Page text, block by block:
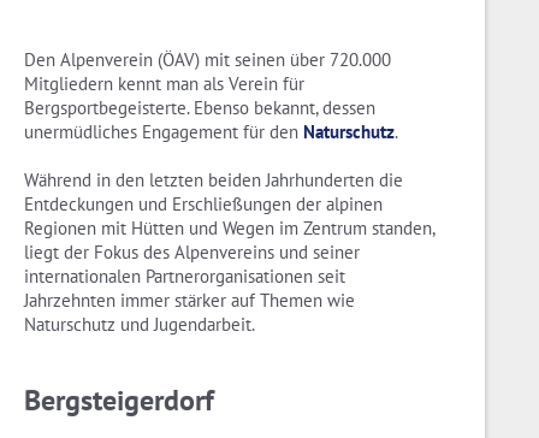
Den Alpenverein (ÖAV) mit seinen über 720.000
Mitgliedern kennt man als Verein für
Bergsportbegeisterte. Ebenso bekannt, dessen
unermüdliches Engagement für den Naturschutz.
Während in den letzten beiden Jahrhunderten die
Entdeckungen und Erschließungen der alpinen
Regionen mit Hütten und Wegen im Zentrum standen,
liegt der Fokus des Alpenvereins und seiner
internationalen Partnerorganisationen seit
Jahrzehnten immer stärker auf Themen wie
Naturschutz und Jugendarbeit.
Bergsteigerdorf